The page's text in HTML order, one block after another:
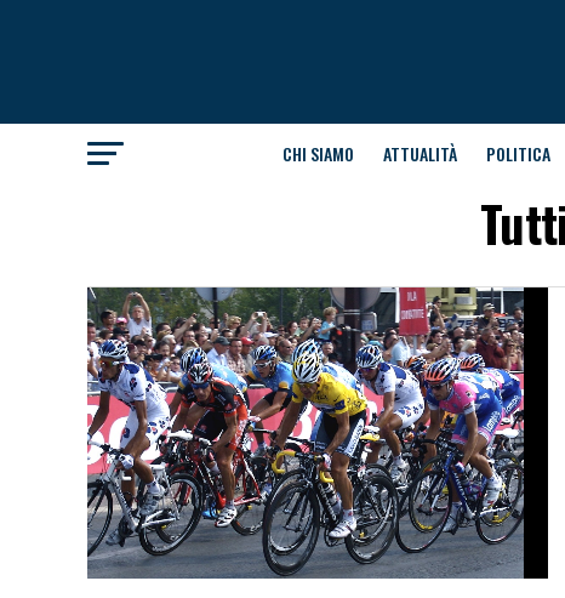
CHI SIAMO ATTUALITÀ POLITICA